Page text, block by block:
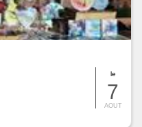
le
7
AOUT